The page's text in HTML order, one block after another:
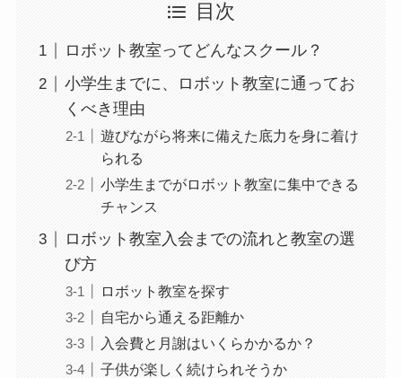
目次
ロボット教室ってどんなスクール？
小学生までに、ロボット教室に通ってお
くべき理由
遊びながら将来に備えた底力を身に着け
られる
小学生までがロボット教室に集中できる
チャンス
ロボット教室入会までの流れと教室の選
び方
ロボット教室を探す
自宅から通える距離か
入会費と月謝はいくらかかるか？
子供が楽しく続けられそうか